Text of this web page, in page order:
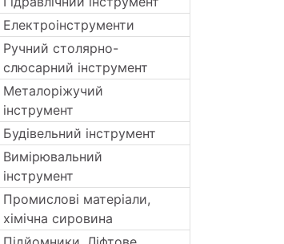
Електроінструменти
Ручний столярно-
слюсарний інструмент
Металоріжучий
інструмент
Будівельний інструмент
Вимірювальний
інструмент
Промислові матеріали,
хімічна сировина